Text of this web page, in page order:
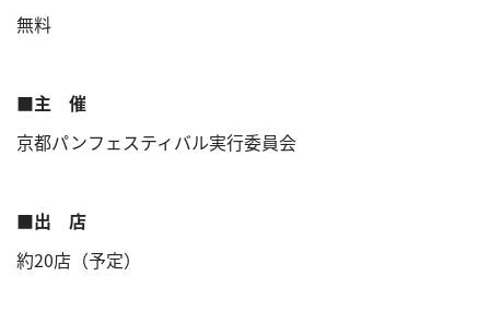
無料
■主 催
京都パンフェスティバル実行委員会
■出 店
約20店（予定）